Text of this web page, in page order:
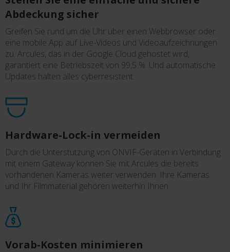
Abdeckung sicher
Greifen Sie rund um die Uhr über einen Webbrowser oder
eine mobile App auf Live-Videos und Videoaufzeichnungen
zu. Arcules, das in der Google Cloud gehostet wird,
garantiert eine Betriebszeit von 99,5 %. Und automatische
Updates halten alles cyberresistent.
Hardware-Lock-in vermeiden
Durch die Unterstützung von ONVIF-Geräten in Verbindung
mit einem Gateway können Sie mit Arcules die bereits
vorhandenen Kameras weiter verwenden. Ihre Kameras
und Ihr Filmmaterial gehören weiterhin Ihnen.
Vorab-Kosten minimieren